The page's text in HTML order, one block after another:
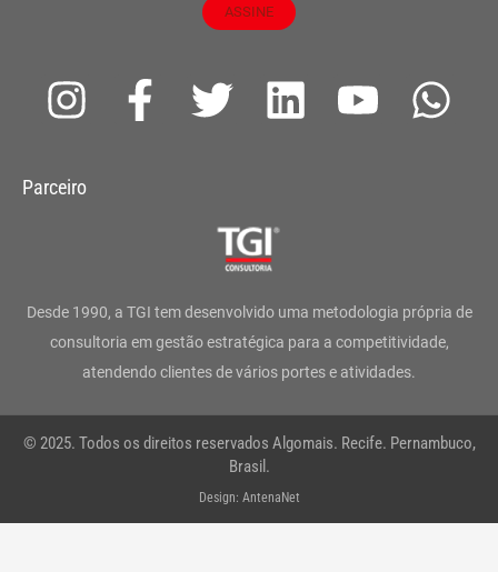
ASSINE
I
s
g
r
a
m
F
a
o
o
k
-
T
t
e
r
L
d
i
n
Y
b
e
W
a
p
Parceiro
Desde 1990, a TGI tem desenvolvido uma metodologia própria de
consultoria em gestão estratégica para a competitividade,
atendendo clientes de vários portes e atividades.
© 2025. Todos os direitos reservados Algomais. Recife. Pernambuco,
Brasil.
Design: AntenaNet